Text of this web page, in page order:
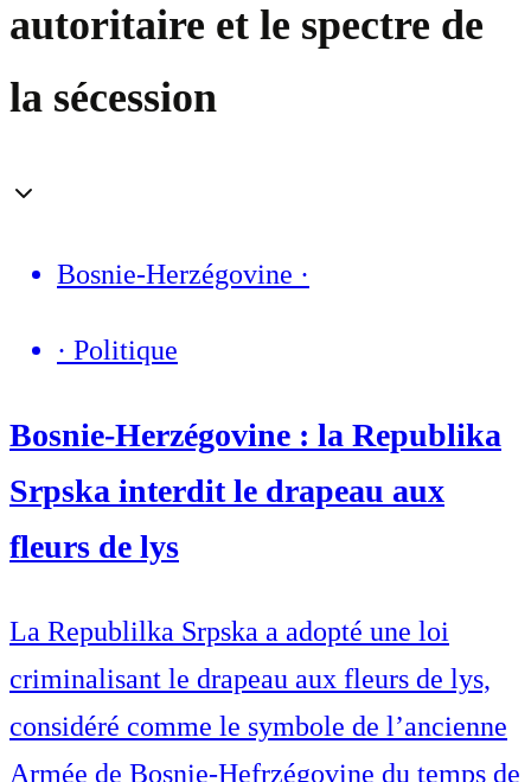
autoritaire et le spectre de
la sécession
Bosnie-Herzégovine ·
· Politique
Bosnie-Herzégovine : la Republika
Srpska interdit le drapeau aux
fleurs de lys
La Republilka Srpska a adopté une loi
criminalisant le drapeau aux fleurs de lys,
considéré comme le symbole de l’ancienne
Armée de Bosnie-Hefrzégovine du temps de